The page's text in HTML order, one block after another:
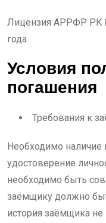
Лицензия АРРФР РК
года
Условия
погашения
Требования к
Необходимо наличие
удостоверение
необходимо быть
заёмщику должно
история заёмщика